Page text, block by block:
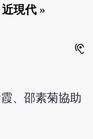
近現代 »
hearing
、邵素菊協助